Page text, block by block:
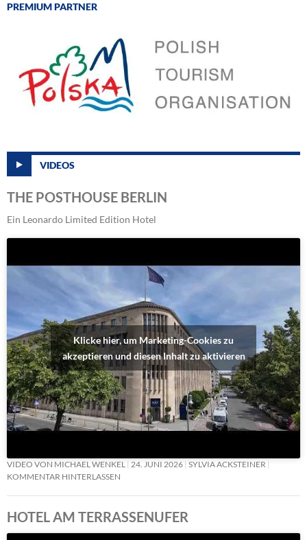
PREMIUM PARTNER
VIDEOS
THE POSTHOUSE BERLIN
Ein Leonardo Limited Edition Hotel
Klicke hier, um Marketing-Cookies zu
akzeptieren und diesen Inhalt zu aktivieren
VIDEO VON MICHAEL WENKEL 24. JUNI 2026 SYLVIA ACKSTEINER
KOMMENTAR HINTERLASSEN
HOTEL AM TERRASSENUFER